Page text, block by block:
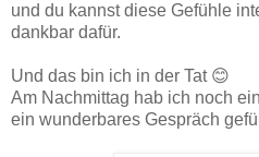
und du kannst diese Gefühle
dankbar dafür.
Und das bin ich in der Tat 😊
Am Nachmittag hab ich noch
ein wunderbares Gespräch